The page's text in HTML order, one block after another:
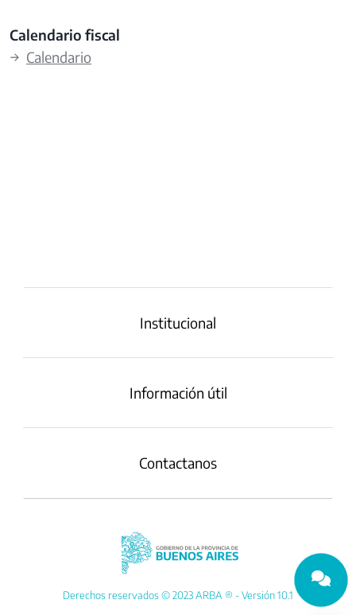
Calendario fiscal
→ Calendario
Institucional
Información útil
Contactanos
Derechos reservados © 2023 ARBA ® - Versión 10.1